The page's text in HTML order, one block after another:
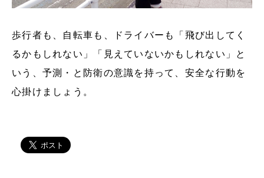
歩行者も、自転車も、ドライバーも「飛び出してく
るかもしれない」「見えていないかもしれない」と
いう、予測・と防衛の意識を持って、安全な行動を
心掛けましょう。